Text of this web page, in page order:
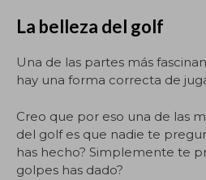
La belleza del golf
Una de las partes más
hay una forma correcta de
Creo que por eso una de las
del golf es que nadie te
has hecho? Simplemente te
golpes has dado?